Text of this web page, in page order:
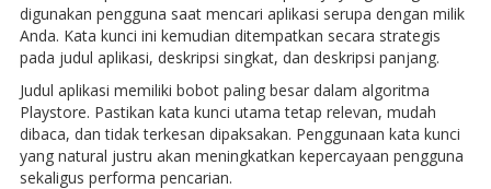
digunakan pengguna saat mencari aplikasi serupa dengan milik
Anda. Kata kunci ini kemudian ditempatkan secara strategis
pada judul aplikasi, deskripsi singkat, dan deskripsi panjang.
Judul aplikasi memiliki bobot paling besar dalam algoritma
Playstore. Pastikan kata kunci utama tetap relevan, mudah
dibaca, dan tidak terkesan dipaksakan. Penggunaan kata kunci
yang natural justru akan meningkatkan kepercayaan pengguna
sekaligus performa pencarian.